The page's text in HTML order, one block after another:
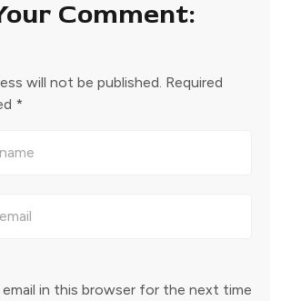
Comment:
will not be published. Required
*
email in this browser for the next time